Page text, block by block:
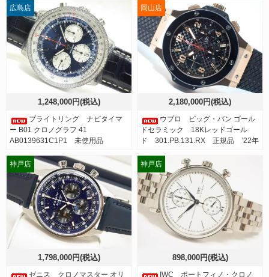
1,248,000円(税込)
ブライトリング ナビタイマ
ー B01 クロノグラフ 41
AB0139631C1P1 未使用品
広島店
2,180,000円(税込)
ウブロ ビッグ・バン ゴール
ドセラミック 18Kレッドゴール
ド 301.PB.131.RX 正規品 ’22年
岡山店
1,798,000円(税込)
ゼニス クロノマスター オリ
神戸店
898,000円(税込)
IWC ポートフィノ・クロノ
神戸店